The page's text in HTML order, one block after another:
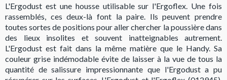
L'Ergodust est une housse utilisable sur l'Ergoflex. Une fois
rassemblés, ces deux-là font la paire. Ils peuvent prendre
toutes sortes de positions pour aller chercher la poussière dans
des lieux insolites et souvent inatteignables autrement.
L'Ergodust est fait dans la même matière que le Handy. Sa
couleur grise indémodable évite de laisser à la vue de tous la
quantité de salissure impressionnante que l'Ergodust a pu